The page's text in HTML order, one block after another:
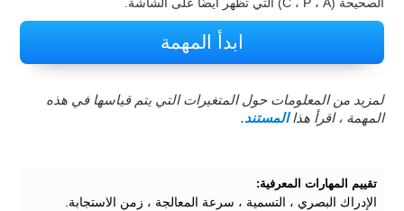
ابدأ المهمة
لمزيد من المعلومات حول المتغيرات التي يتم قياسها في هذه
المهمة ، اقرأ هذاالمستند.
تقييم المهارات المعرفية:
الإدراك البصري ، التسمية ، سرعة المعالجة ، زمن الاستجابة.